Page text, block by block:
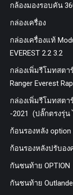
กล้องมองรอบคัน
กล่องเครื่อง
กล่องเครื่องแท้
EVEREST 2.2 3.2
กล่องเพิ่มรีโมทสตา
Ranger Everest
กล่องเพิ่มรีโมทสตา
-2021 (ปลั๊กตรงรุ่
ก้อนรองหลัง option
ก้อนรองหลังปรับอง
กันชนท้าย OPTION
กันชนท้าย